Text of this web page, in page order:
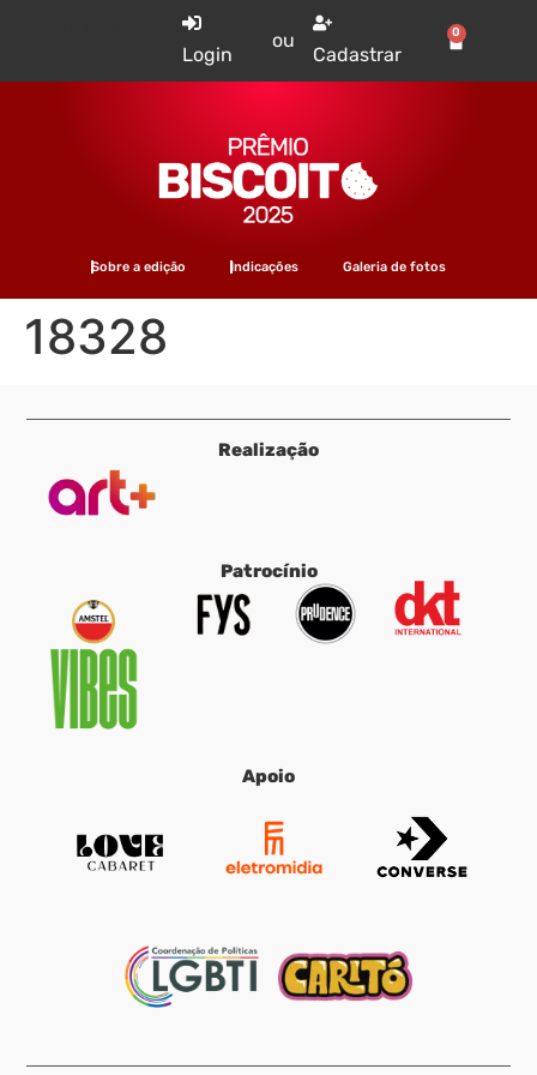
Login
ou
Cadastrar
0
Sobre a edição Indicações Galeria de fotos
18328
Realização
Patrocínio
Apoio